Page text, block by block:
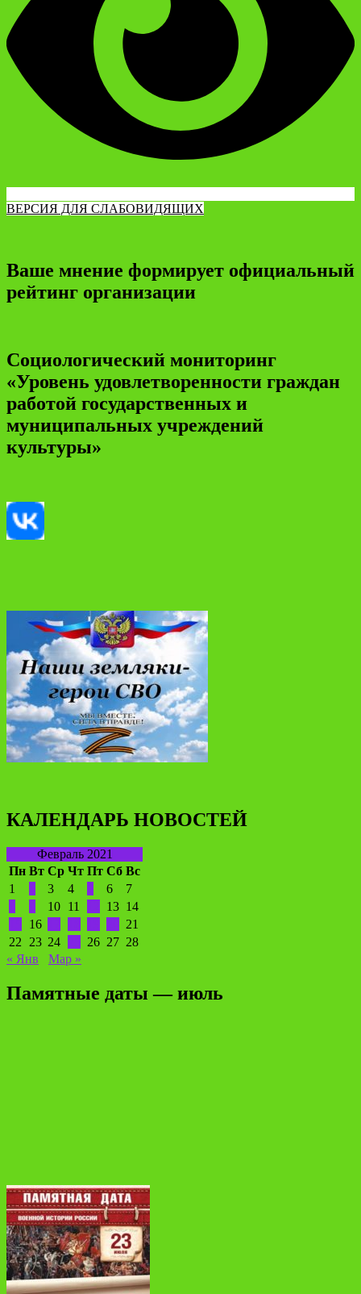
ВЕРСИЯ ДЛЯ СЛАБОВИДЯЩИХ
Ваше мнение формирует официальный
рейтинг организации
Социологический мониторинг
«Уровень удовлетворенности граждан
работой государственных и
муниципальных учреждений
культуры»
КАЛЕНДАРЬ НОВОСТЕЙ
Февраль 2021
Пн Вт Ср Чт Пт Сб Вс
1
3 4 6
7
10 11 13 14
16
21
22
23 24 26 27 28
« Янв
Мар »
Памятные даты — июль